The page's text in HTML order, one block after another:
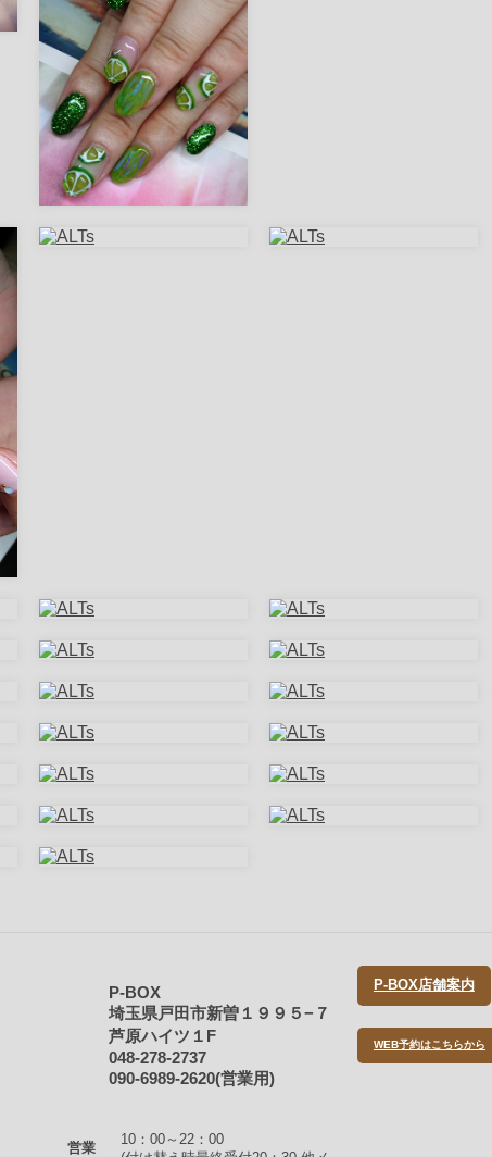
P-BOX
埼玉県戸田市新曽１９９５−７
芦原ハイツ１F
048-278-2737
090-6989-2620(営業用)
営業
10：00～22：00
P-BOX店舗案内
WEB予約はこちらから